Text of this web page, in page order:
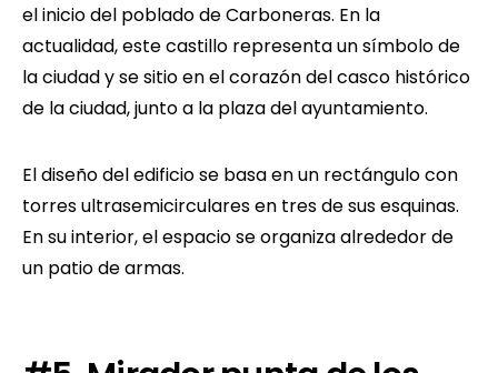
el inicio del poblado de Carboneras. En la
actualidad, este castillo representa un símbolo de
la ciudad y se sitio en el corazón del casco histórico
de la ciudad, junto a la plaza del ayuntamiento.
El diseño del edificio se basa en un rectángulo con
torres ultrasemicirculares en tres de sus esquinas.
En su interior, el espacio se organiza alrededor de
un patio de armas.